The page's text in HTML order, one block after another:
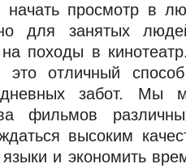
просмотр в
для занятых
походы в
отличный
забот. Мы
фильмов
высоким
языки и экономить